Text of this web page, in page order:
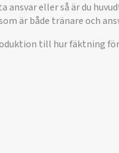
ansvar eller så är du
är både tränare och
till hur fäktning